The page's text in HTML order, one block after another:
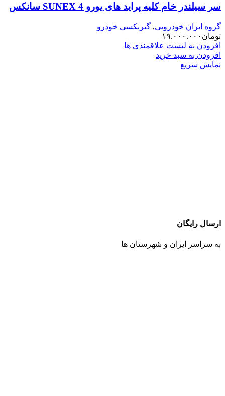
سر سیلندر خام کلیه پراید های یورو 4 SUNEX سانکس
گروه ایران خودرویی, گیربکسی خودرو
تومان ۱۹.۰۰۰.۰۰۰
افزودن به لیست علاقمندی ها
افزودن به سبد خرید
نمایش سریع
ارسال رایگان
به سراسر ایران و شهرستان ها